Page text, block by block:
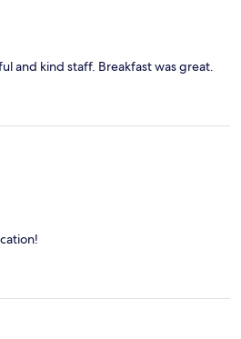
and kind staff. Breakfast was great.